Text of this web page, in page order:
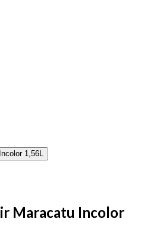
Maracatu Incolor